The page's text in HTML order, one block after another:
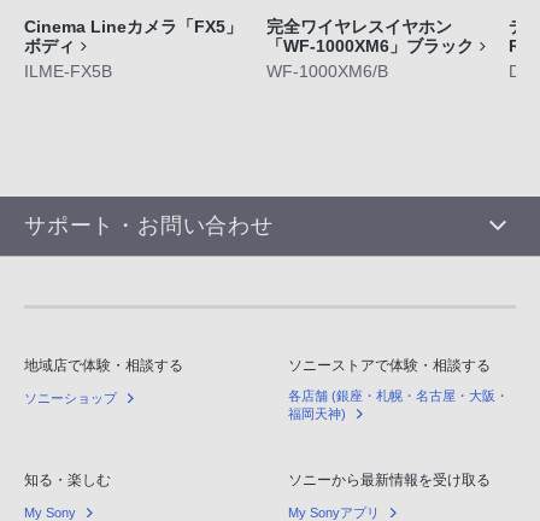
Cinema Lineカメラ「FX5」
ボディ
ILME-FX5B
完全ワイヤレスイヤホン
「WF-1000XM6」ブラック
WF-1000XM6/B
デ
サポート・お問い合わせ
地域店で体験・相談する
ソニーショップ
ソニーストアで体験・相談する
各店舗 (銀座・札幌・名古屋・大阪・
福岡天神)
知る・楽しむ
My Sony
ソニーから最新情報を受け取る
My Sonyアプリ